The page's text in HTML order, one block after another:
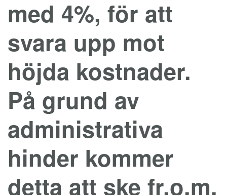
med 4%, för att
svara upp mot
höjda kostnader.
På grund av
administrativa
hinder kommer
detta att ske fr.o.m.